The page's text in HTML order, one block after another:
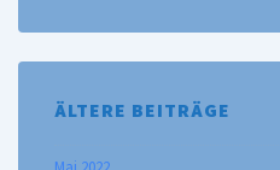
ÄLTERE BEITRÄGE